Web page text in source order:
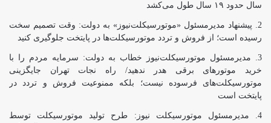
سال حدود ۱۹ سال طول می‌کشد
پیشنهاد مدیرمسئول «موتورسیکلت‌نیوز» به دولت: وقت تصمیم سخت
رسیده است؛ از فروش و تردد موتورسیکلت‌ها در پایتخت جلوگیری کنید
مدیرمسئول موتورسیکلت‌نیوز خطاب به دولت: سرمایه مردم را با
خرید موتورهای برقی هدر ندهید/ راه نجات تهران جایگزینی
موتورسیکلت‌های فرسوده نیست؛ بلکه ممنوعیت فروش و تردد در
پایتخت است
مدیرمسئول موتورسیکلت نیوز: طرح تولید موتورسیکلت توسط